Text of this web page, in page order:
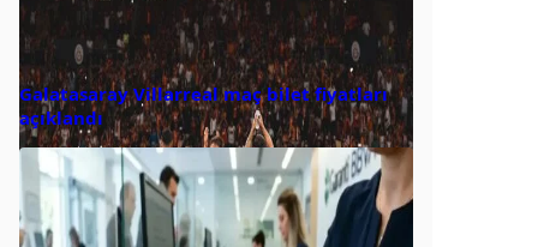
Galatasaray Villarreal maç bilet fiyatları
açıklandı